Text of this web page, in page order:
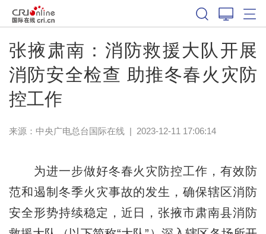
张掖肃南：消防救援大队开展
消防安全检查 助推冬春火灾防
控工作
来源：中央广电总台国际在线| 2023-12-11 17:06:14
为进一步做好冬春火灾防控工作，有效防
范和遏制冬季火灾事故的发生，确保辖区消防
安全形势持续稳定，近日，张掖市肃南县消防